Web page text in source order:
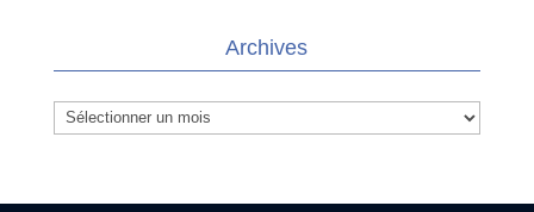
Archives
Archives